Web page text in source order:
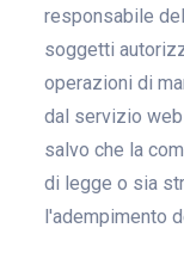
responsabile
soggetti
operazioni di
dal servizio
salvo che la
di legge o sia
l'adempimento